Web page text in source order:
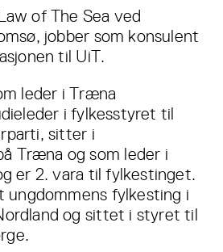
of The Sea ved
jobber som konsulent
til UiT.
leder i Træna
i fylkesstyret til
sitter i
Træna og som leder i
er 2. vara til fylkestinget.
ungdommens fylkesting i
og sittet i styret til